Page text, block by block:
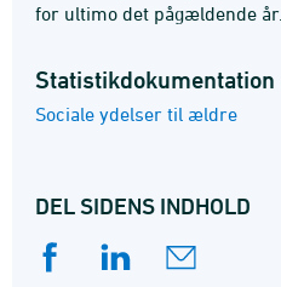
for ultimo det pågældende år.
Statistik­dokumentation
Sociale ydelser til ældre
DEL SIDENS INDHOLD